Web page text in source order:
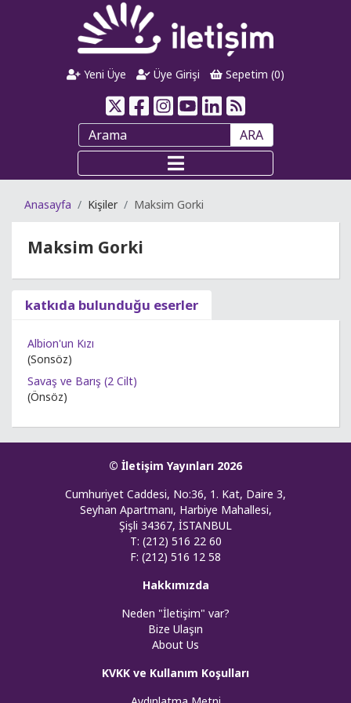
Yeni Üye Üye Girişi Sepetim (0)
ARA
Anasayfa Kişiler Maksim Gorki
Maksim Gorki
katkıda bulunduğu eserler
Albion'un Kızı
(Sonsöz)
Savaş ve Barış (2 Cilt)
(Önsöz)
© İletişim Yayınları 2026
Cumhuriyet Caddesi, No:36, 1. Kat, Daire 3,
Seyhan Apartmanı, Harbiye Mahallesi,
Şişli 34367, İSTANBUL
T: (212) 516 22 60
F: (212) 516 12 58
Hakkımızda
Neden "İletişim" var?
Bize Ulaşın
About Us
KVKK ve Kullanım Koşulları